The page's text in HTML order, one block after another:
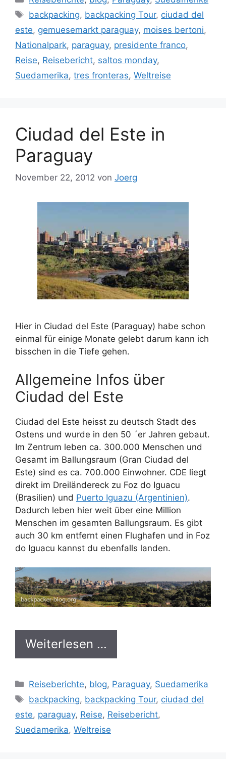
Schlagwörter
backpacking, backpacking Tour, ciudad del
este, gemuesemarkt paraguay, moises bertoni,
Nationalpark, paraguay, presidente franco,
Reise, Reisebericht, saltos monday,
Suedamerika, tres fronteras, Weltreise
Ciudad del Este in
Paraguay
November 22, 2012 von Joerg
Hier in Ciudad del Este (Paraguay) habe schon
einmal für einige Monate gelebt darum kann ich
bisschen in die Tiefe gehen.
Allgemeine Infos über
Ciudad del Este
Ciudad del Este heisst zu deutsch Stadt des
Ostens und wurde in den 50 ´er Jahren gebaut.
Im Zentrum leben ca. 300.000 Menschen und
Gesamt im Ballungsraum (Gran Ciudad del
Este) sind es ca. 700.000 Einwohner. CDE liegt
direkt im Dreiländereck zu Foz do Iguacu
(Brasilien) und Puerto Iguazu (Argentinien).
Dadurch leben hier weit über eine Million
Menschen im gesamten Ballungsraum. Es gibt
auch 30 km entfernt einen Flughafen und in Foz
do Iguacu kannst du ebenfalls landen.
Weiterlesen …
Kategorien
Reiseberichte, blog, Paraguay, Suedamerika
Schlagwörter
backpacking, backpacking Tour, ciudad del
este, paraguay, Reise, Reisebericht,
Suedamerika, Weltreise